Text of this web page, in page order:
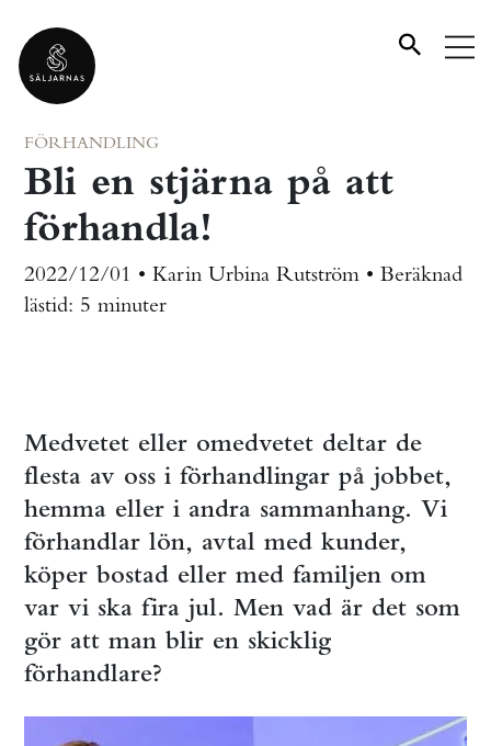
FÖRHANDLING
Bli en stjärna på att
förhandla!
2022/12/01 • Karin Urbina Rutström • Beräknad
lästid: 5 minuter
Medvetet eller omedvetet deltar de
flesta av oss i förhandlingar på jobbet,
hemma eller i andra sammanhang. Vi
förhandlar lön, avtal med kunder,
köper bostad eller med familjen om
var vi ska fira jul. Men vad är det som
gör att man blir en skicklig
förhandlare?